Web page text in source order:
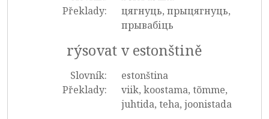
Překlady:
цягнуць, прыцягнуць,
прывабіць
rýsovat v estonštině
Slovník:
estonština
Překlady:
viik, koostama, tõmme,
juhtida, teha, joonistada